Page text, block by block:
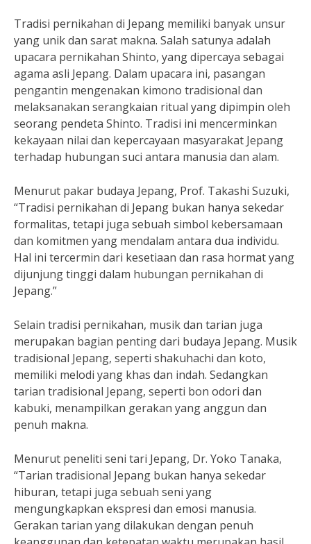
Tradisi pernikahan di Jepang memiliki banyak unsur
yang unik dan sarat makna. Salah satunya adalah
upacara pernikahan Shinto, yang dipercaya sebagai
agama asli Jepang. Dalam upacara ini, pasangan
pengantin mengenakan kimono tradisional dan
melaksanakan serangkaian ritual yang dipimpin oleh
seorang pendeta Shinto. Tradisi ini mencerminkan
kekayaan nilai dan kepercayaan masyarakat Jepang
terhadap hubungan suci antara manusia dan alam.
Menurut pakar budaya Jepang, Prof. Takashi Suzuki,
“Tradisi pernikahan di Jepang bukan hanya sekedar
formalitas, tetapi juga sebuah simbol kebersamaan
dan komitmen yang mendalam antara dua individu.
Hal ini tercermin dari kesetiaan dan rasa hormat yang
dijunjung tinggi dalam hubungan pernikahan di
Jepang.”
Selain tradisi pernikahan, musik dan tarian juga
merupakan bagian penting dari budaya Jepang. Musik
tradisional Jepang, seperti shakuhachi dan koto,
memiliki melodi yang khas dan indah. Sedangkan
tarian tradisional Jepang, seperti bon odori dan
kabuki, menampilkan gerakan yang anggun dan
penuh makna.
Menurut peneliti seni tari Jepang, Dr. Yoko Tanaka,
“Tarian tradisional Jepang bukan hanya sekedar
hiburan, tetapi juga sebuah seni yang
mengungkapkan ekspresi dan emosi manusia.
Gerakan tarian yang dilakukan dengan penuh